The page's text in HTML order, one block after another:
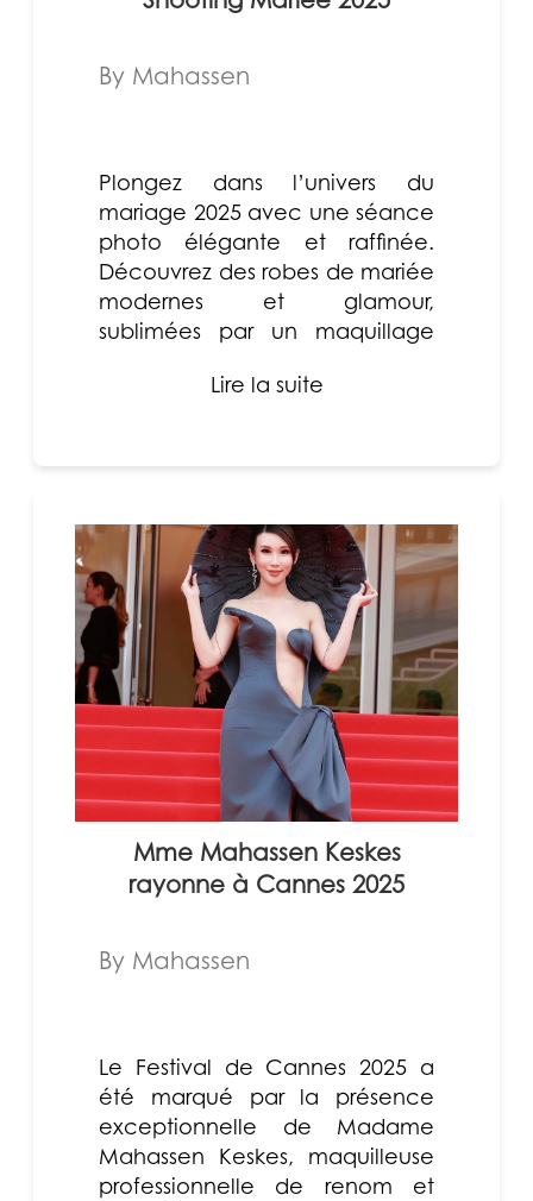
By Mahassen
Plongez dans l’univers du
mariage 2025 avec une séance
photo élégante et raffinée.
Découvrez des robes de mariée
modernes et glamour,
sublimées par un maquillage
beauté n...Lire la suite
Mme Mahassen Keskes
rayonne à Cannes 2025
By Mahassen
Le Festival de Cannes 2025 a
été marqué par la présence
exceptionnelle de Madame
Mahassen Keskes, maquilleuse
professionnelle de renom et